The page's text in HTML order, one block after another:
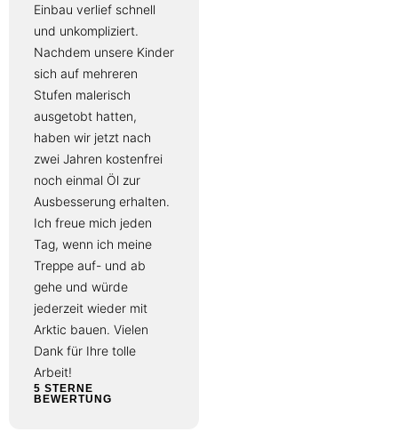
Einbau verlief schnell
und unkompliziert.
Nachdem unsere Kinder
sich auf mehreren
Stufen malerisch
ausgetobt hatten,
haben wir jetzt nach
zwei Jahren kostenfrei
noch einmal Öl zur
Ausbesserung erhalten.
Ich freue mich jeden
Tag, wenn ich meine
Treppe auf- und ab
gehe und würde
jederzeit wieder mit
Arktic bauen. Vielen
Dank für Ihre tolle
Arbeit!
5 STERNE
BEWERTUNG